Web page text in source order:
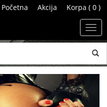
Početna Akcija Korpa ( 0 )